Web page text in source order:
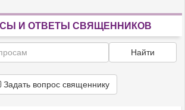
И ОТВЕТЫ СВЯЩЕННИКОВ
Найти
Задать вопрос священнику